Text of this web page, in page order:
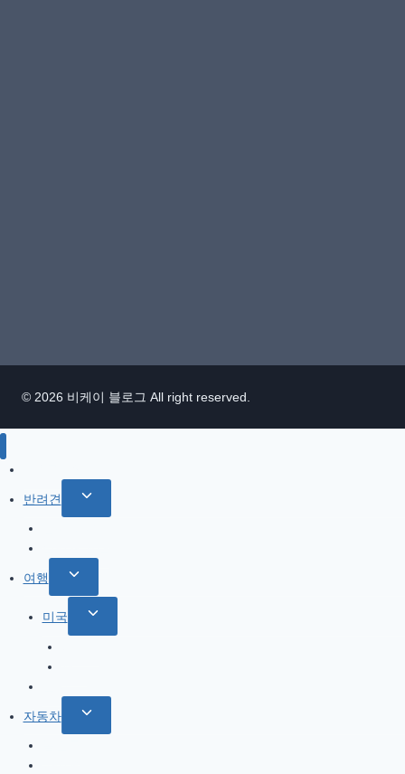
© 2026 비케이 블로그 All right reserved.
반려견
Toggle
child
여행
Toggle
child
menu
미국
Toggle
child
자동차
Toggle
child